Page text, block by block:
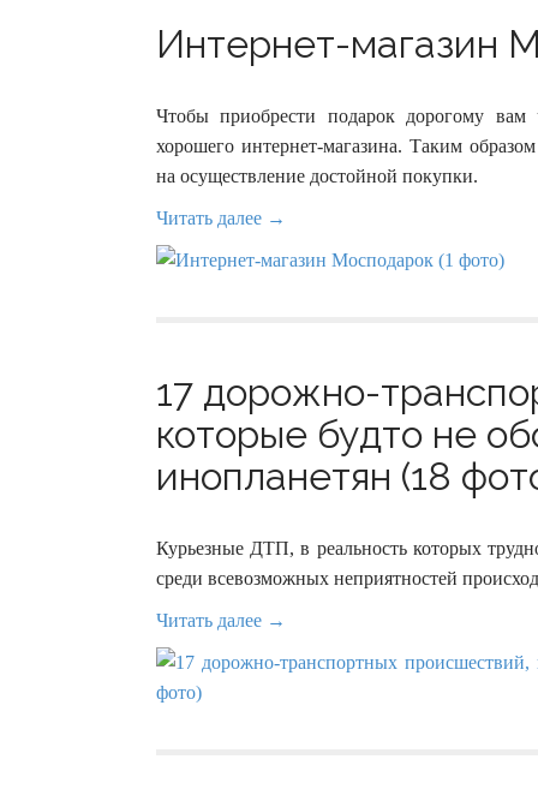
Интернет-магазин
Чтобы приобрести подарок дорогому вам
хорошего интернет-магазина. Таким
на осуществление достойной покупки.
Читать далее →
17 дорожно-
которые будто не
инопланетян (18
Курьезные ДТП, в реальность которых
среди всевозможных неприятностей
Читать далее →